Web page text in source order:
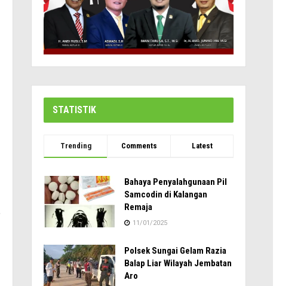
STATISTIK
Trending Comments Latest
Bahaya Penyalahgunaan Pil
Samcodin di Kalangan
Remaja
11/01/2025
Polsek Sungai Gelam Razia
Balap Liar Wilayah Jembatan
Aro